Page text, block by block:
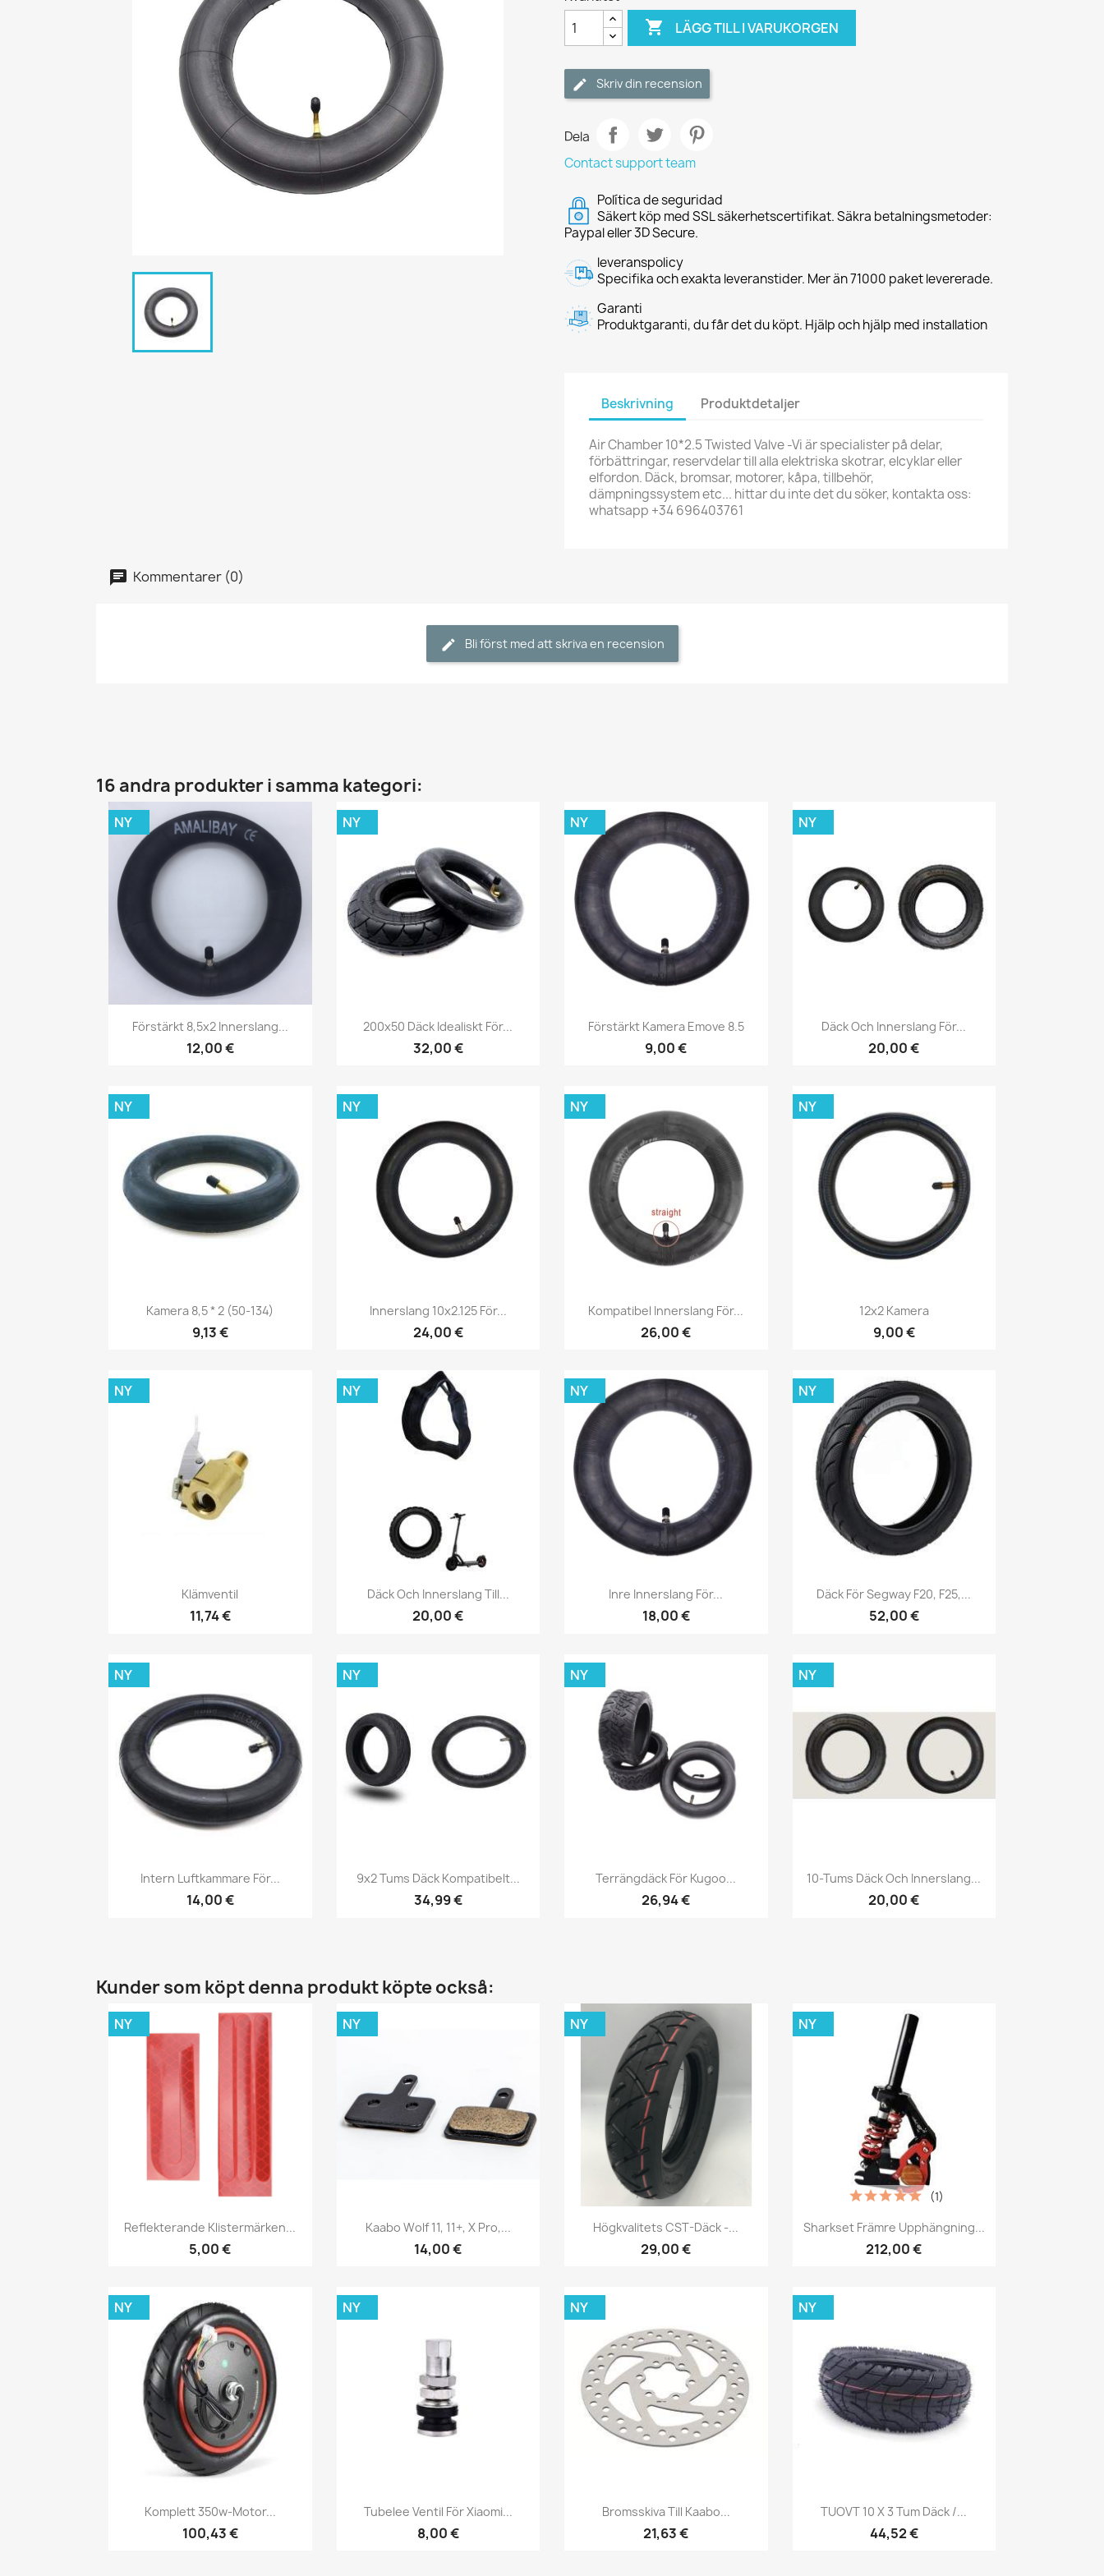
 LÄGG TILL I VARUKORGEN
Skriv din recension
Dela
Contact support team
Política de seguridad
Säkert köp med SSL säkerhetscertifikat. Säkra betalningsmetoder:
Paypal eller 3D Secure.
leveranspolicy
Specifika och exakta leveranstider. Mer än 71000 paket levererade.
Garanti
Produktgaranti, du får det du köpt. Hjälp och hjälp med installation
Beskrivning Produktdetaljer
Air Chamber 10*2.5 Twisted Valve -Vi är specialister på delar,
förbättringar, reservdelar till alla elektriska skotrar, elcyklar eller
elfordon. Däck, bromsar, motorer, kåpa, tillbehör,
dämpningssystem etc... hittar du inte det du söker, kontakta oss:
whatsapp +34 696403761
Kommentarer (0)
Bli först med att skriva en recension
16 andra produkter i samma kategori:
Snabbvy
Förstärkt 8,5x2 Innerslang...
12,00 €
NY
Snabbvy
200x50 Däck Idealiskt För...
32,00 €
NY
Snabbvy
Förstärkt Kamera Emove 8.5
9,00 €
NY
 Snabbvy
Däck Och Innerslang För...
20,00 €
NY
Snabbvy
Kamera 8,5 * 2 (50-134)
9,13 €
NY
Snabbvy
Innerslang 10x2.125 För...
24,00 €
NY
Snabbvy
Kompatibel Innerslang För...
26,00 €
NY
Snabbvy
12x2 Kamera
9,00 €
NY
Snabbvy
Klämventil
11,74 €
NY
 Snabbvy
Däck Och Innerslang Till...
20,00 €
NY
Snabbvy
Inre Innerslang För...
18,00 €
NY
Snabbvy
Däck För Segway F20, F25,...
52,00 €
NY
Snabbvy
Intern Luftkammare För...
14,00 €
NY
Snabbvy
9x2 Tums Däck Kompatibelt...
34,99 €
NY
Snabbvy
Terrängdäck För Kugoo...
26,94 €
NY
Snabbvy
10-Tums Däck Och Innerslang...
20,00 €
NY
Kunder som köpt denna produkt köpte också:
Snabbvy
Reflekterande Klistermärken...
5,00 €
NY
Snabbvy
Kaabo Wolf 11, 11+, X Pro,...
14,00 €
NY
Snabbvy
Högkvalitets CST-Däck -...
29,00 €
NY
Snabbvy
Sharkset Främre Upphängning...
212,00 €
(1)
NY
Snabbvy
Komplett 350w-Motor...
100,43 €
NY
Snabbvy
Tubelee Ventil För Xiaomi...
8,00 €
NY
Snabbvy
Bromsskiva Till Kaabo...
21,63 €
NY
Snabbvy
TUOVT 10 X 3 Tum Däck /...
44,52 €
NY